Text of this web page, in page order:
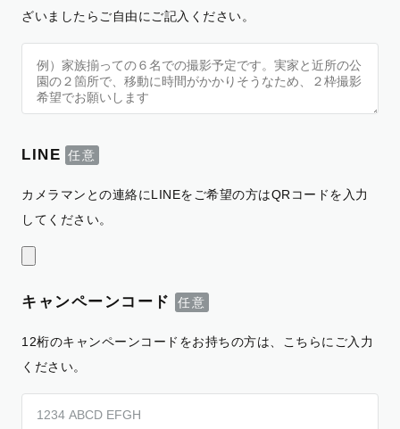
ざいましたらご自由にご記入ください。
LINE
カメラマンとの連絡にLINEをご希望の方はQRコードを入力
してください。
キャンペーンコード
12桁のキャンペーンコードをお持ちの方は、こちらにご入力
ください。